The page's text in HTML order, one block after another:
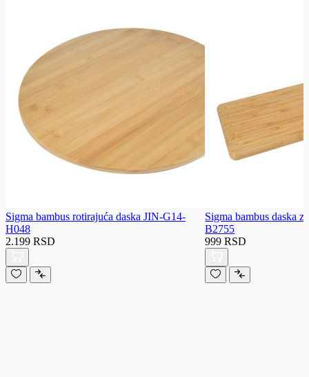
Sigma bambus rotirajuća daska JIN-G14-
H048
2.199 RSD
Sigma bambus daska
B2755
999 RSD